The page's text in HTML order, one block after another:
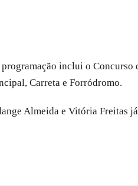
inclui o
Carreta e Forródromo.
Almeida e Vitória Freitas